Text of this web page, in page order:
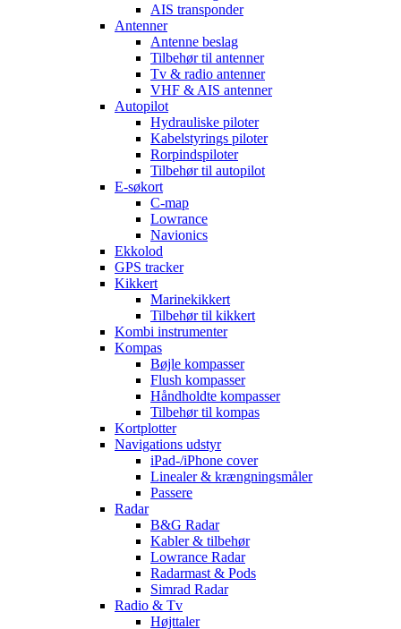
AIS transponder
Antenner
Antenne beslag
Tilbehør til antenner
Tv & radio antenner
VHF & AIS antenner
Autopilot
Hydrauliske piloter
Kabelstyrings piloter
Rorpindspiloter
Tilbehør til autopilot
E-søkort
C-map
Lowrance
Navionics
Ekkolod
GPS tracker
Kikkert
Marinekikkert
Tilbehør til kikkert
Kombi instrumenter
Kompas
Bøjle kompasser
Flush kompasser
Håndholdte kompasser
Tilbehør til kompas
Kortplotter
Navigations udstyr
iPad-/iPhone cover
Linealer & krængningsmåler
Passere
Radar
B&G Radar
Kabler & tilbehør
Lowrance Radar
Radarmast & Pods
Simrad Radar
Radio & Tv
Højttaler